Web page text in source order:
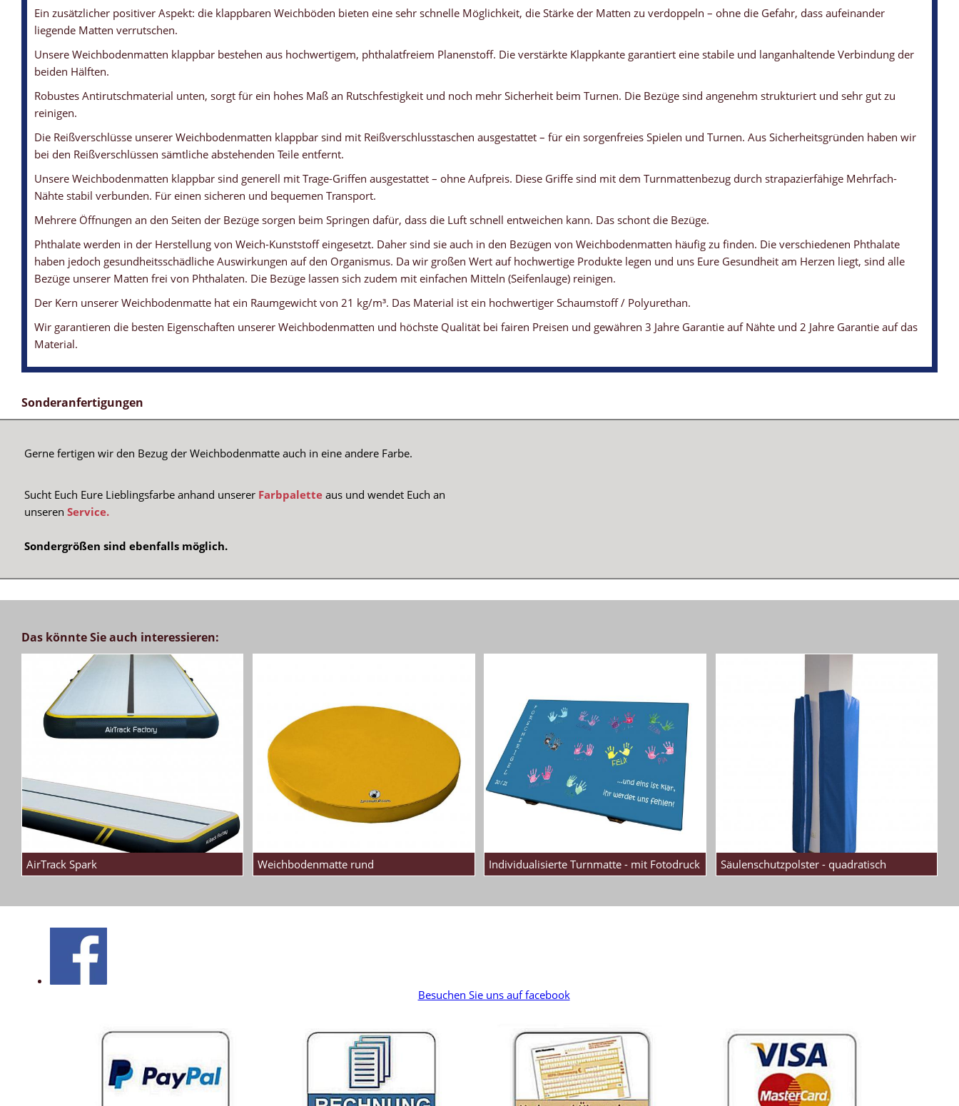
Ein zusätzlicher positiver Aspekt: die klappbaren Weichböden bieten eine sehr schnelle Möglichkeit, die Stärke der Matten zu verdoppeln – ohne die Gefahr, dass aufeinander
liegende Matten verrutschen.
Unsere Weichbodenmatten klappbar bestehen aus hochwertigem, phthalatfreiem Planenstoff. Die verstärkte Klappkante garantiert eine stabile und langanhaltende Verbindung der
beiden Hälften.
Robustes Antirutschmaterial unten, sorgt für ein hohes Maß an Rutschfestigkeit und noch mehr Sicherheit beim Turnen. Die Bezüge sind angenehm strukturiert und sehr gut zu
reinigen.
Die Reißverschlüsse unserer Weichbodenmatten klappbar sind mit Reißverschlusstaschen ausgestattet – für ein sorgenfreies Spielen und Turnen. Aus Sicherheitsgründen haben wir
bei den Reißverschlüssen sämtliche abstehenden Teile entfernt.
Unsere Weichbodenmatten klappbar sind generell mit Trage-Griffen ausgestattet – ohne Aufpreis. Diese Griffe sind mit dem Turnmattenbezug durch strapazierfähige Mehrfach-
Nähte stabil verbunden. Für einen sicheren und bequemen Transport.
Mehrere Öffnungen an den Seiten der Bezüge sorgen beim Springen dafür, dass die Luft schnell entweichen kann. Das schont die Bezüge.
Phthalate werden in der Herstellung von Weich-Kunststoff eingesetzt. Daher sind sie auch in den Bezügen von Weichbodenmatten häufig zu finden. Die verschiedenen Phthalate
haben jedoch gesundheitsschädliche Auswirkungen auf den Organismus. Da wir großen Wert auf hochwertige Produkte legen und uns Eure Gesundheit am Herzen liegt, sind alle
Bezüge unserer Matten frei von Phthalaten. Die Bezüge lassen sich zudem mit einfachen Mitteln (Seifenlauge) reinigen.
Der Kern unserer Weichbodenmatte hat ein Raumgewicht von 21 kg/m³. Das Material ist ein hochwertiger Schaumstoff / Polyurethan.
Wir garantieren die besten Eigenschaften unserer Weichbodenmatten und höchste Qualität bei fairen Preisen und gewähren 3 Jahre Garantie auf Nähte und 2 Jahre Garantie auf das
Material.
Sonderanfertigungen
Gerne fertigen wir den Bezug der Weichbodenmatte auch in eine andere Farbe.
Sucht Euch Eure Lieblingsfarbe anhand unserer Farbpaletteaus und wendet Euch an
unseren Service.
Sondergrößen sind ebenfalls möglich.
Das könnte Sie auch interessieren:
AirTrack Spark Weichbodenmatte rund Individualisierte Turnmatte - mit Fotodruck Säulenschutzpolster - quadratisch
Besuchen Sie uns auf facebook